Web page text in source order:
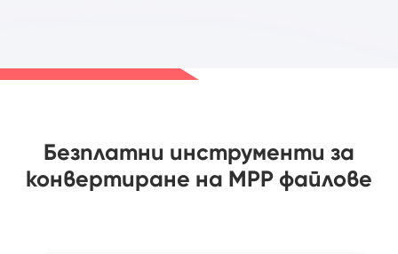
Безплатни инструменти за
конвертиране на MPP файлове